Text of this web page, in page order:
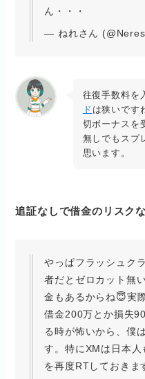
ん・・・
— ねれさん
往復手数料を
ド は狭いです
切ボーナスを
無しでもスプ
思います。
追証なしで借金のリスク
やっぱフラッシュク
者だとゼロカット無
金もあるからね😇実
借金200万とか損失
る時が怖いから、僕
す。特にXMは日本
を再度RTしておきま